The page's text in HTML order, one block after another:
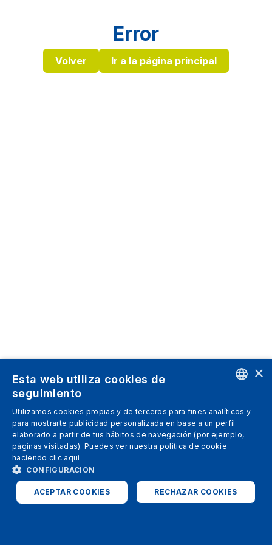
Error
Volver Ir a la página principal
SPANISH
ITALIAN
ENGLISH
×
Esta web utiliza cookies de
seguimiento
Utilizamos cookies propias y de terceros para fines analíticos y
para mostrarte publicidad personalizada en base a un perfil
elaborado a partir de tus hábitos de navegación (por ejemplo,
páginas visitadas). Puedes ver nuestra politica de cookie
haciendo clic aqui
CONFIGURACION
ACEPTAR COOKIES RECHAZAR COOKIES